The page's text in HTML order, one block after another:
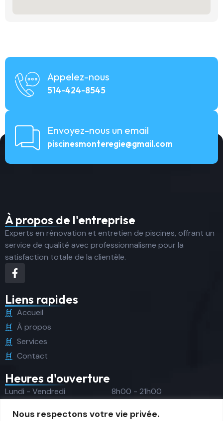
Nous respectons votre vie privée.
Appelez-nous
514-424-8545
Envoyez-nous un email
piscinesmonteregie@gmail.com
À propos de l'entreprise
Experts en rénovation et entretien de piscines, offrant un
service de qualité avec professionnalisme pour la
satisfaction totale de la clientèle.
Liens rapides
Accueil
À propos
Services
Contact
Heures d'ouverture
Lundi - Vendredi
8h00 - 21h00